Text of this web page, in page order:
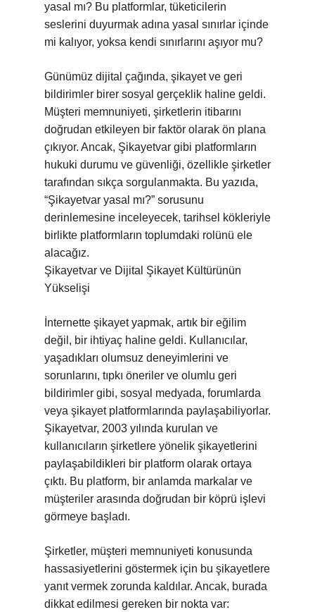
yasal mı? Bu platformlar, tüketicilerin
seslerini duyurmak adına yasal sınırlar içinde
mi kalıyor, yoksa kendi sınırlarını aşıyor mu?
Günümüz dijital çağında, şikayet ve geri
bildirimler birer sosyal gerçeklik haline geldi.
Müşteri memnuniyeti, şirketlerin itibarını
doğrudan etkileyen bir faktör olarak ön plana
çıkıyor. Ancak, Şikayetvar gibi platformların
hukuki durumu ve güvenliği, özellikle şirketler
tarafından sıkça sorgulanmakta. Bu yazıda,
“Şikayetvar yasal mı?” sorusunu
derinlemesine inceleyecek, tarihsel kökleriyle
birlikte platformların toplumdaki rolünü ele
alacağız.
Şikayetvar ve Dijital Şikayet Kültürünün
Yükselişi
İnternette şikayet yapmak, artık bir eğilim
değil, bir ihtiyaç haline geldi. Kullanıcılar,
yaşadıkları olumsuz deneyimlerini ve
sorunlarını, tıpkı öneriler ve olumlu geri
bildirimler gibi, sosyal medyada, forumlarda
veya şikayet platformlarında paylaşabiliyorlar.
Şikayetvar, 2003 yılında kurulan ve
kullanıcıların şirketlere yönelik şikayetlerini
paylaşabildikleri bir platform olarak ortaya
çıktı. Bu platform, bir anlamda markalar ve
müşteriler arasında doğrudan bir köprü işlevi
görmeye başladı.
Şirketler, müşteri memnuniyeti konusunda
hassasiyetlerini göstermek için bu şikayetlere
yanıt vermek zorunda kaldılar. Ancak, burada
dikkat edilmesi gereken bir nokta var: